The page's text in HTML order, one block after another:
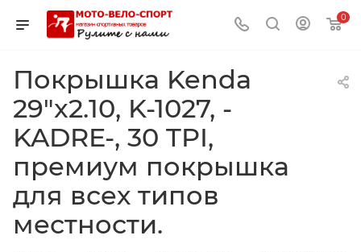
0
Покрышка Kenda
29"x2.10, K-1027, -
KADRE-, 30 TPI,
премиум покрышка
для всех типов
местности.